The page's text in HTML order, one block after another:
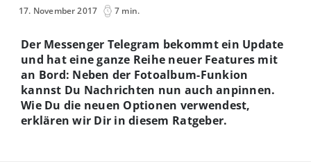
17. November 2017 7 min.
Der Messenger Telegram bekommt ein Update
und hat eine ganze Reihe neuer Features mit
an Bord: Neben der Fotoalbum-Funkion
kannst Du Nachrichten nun auch anpinnen.
Wie Du die neuen Optionen verwendest,
erklären wir Dir in diesem Ratgeber.